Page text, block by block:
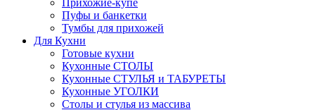
Пуфы и банкетки
Тумбы для прихожей
Для Кухни
Готовые кухни
Кухонные СТОЛЫ
Кухонные СТУЛЬЯ и ТАБУРЕТЫ
Кухонные УГОЛКИ
Столы и стулья из массива